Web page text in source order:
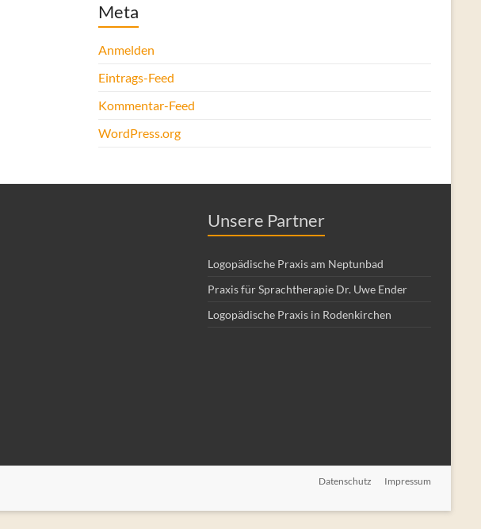
Meta
Anmelden
Eintrags-Feed
Kommentar-Feed
WordPress.org
Unsere Partner
Logopädische Praxis am Neptunbad
Praxis für Sprachtherapie Dr. Uwe Ender
Logopädische Praxis in Rodenkirchen
Datenschutz Impressum